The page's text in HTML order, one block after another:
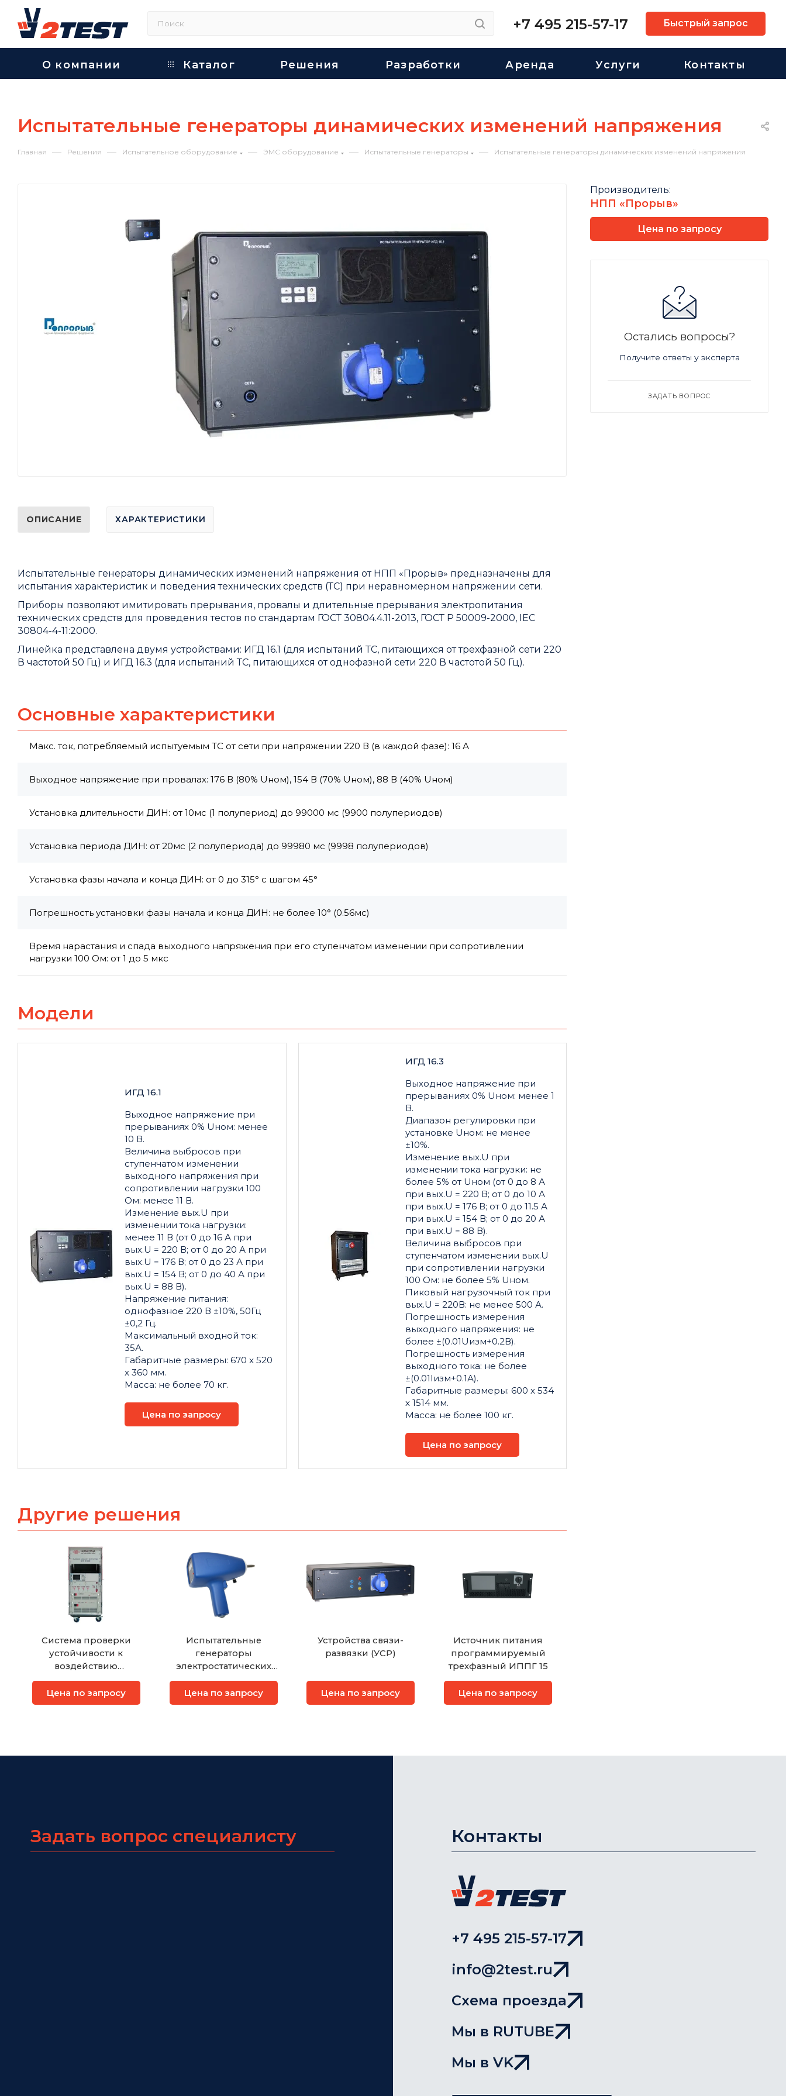
+7 495 215-57-17 Быстрый запрос
О компании Каталог Решения Разработки Аренда Услуги Контакты
Испытательные генераторы динамических изменений напряжения
Главная — Решения — Испытательное оборудование — ЭМС оборудование — Испытательные генераторы — Испытательные генераторы динамических изменений напряжения
ОПИСАНИЕ ХАРАКТЕРИСТИКИ
Испытательные генераторы динамических изменений напряжения от НПП «Прорыв» предназначены для
испытания характеристик и поведения технических средств (ТС) при неравномерном напряжении сети.
Приборы позволяют имитировать прерывания, провалы и длительные прерывания электропитания
технических средств для проведения тестов по стандартам ГОСТ 30804.4.11-2013, ГОСТ Р 50009-2000, IEC
30804-4-11:2000.
Линейка представлена двумя устройствами: ИГД 16.1 (для испытаний ТС, питающихся от трехфазной сети 220
В частотой 50 Гц) и ИГД 16.3 (для испытаний ТС, питающихся от однофазной сети 220 В частотой 50 Гц).
Основные характеристики
Макс. ток, потребляемый испытуемым ТС от сети при напряжении 220 В (в каждой фазе): 16 А
Выходное напряжение при провалах: 176 В (80% Uном), 154 В (70% Uном), 88 В (40% Uном)
Установка длительности ДИН: от 10мс (1 полупериод) до 99000 мс (9900 полупериодов)
Установка периода ДИН: от 20мс (2 полупериода) до 99980 мс (9998 полупериодов)
Установка фазы начала и конца ДИН: от 0 до 315° с шагом 45°
Погрешность установки фазы начала и конца ДИН: не более 10° (0.56мс)
Время нарастания и спада выходного напряжения при его ступенчатом изменении при сопротивлении
нагрузки 100 Ом: от 1 до 5 мкс
Модели
ИГД 16.1
Выходное напряжение при
прерываниях 0% Uном: менее
10 В.
Величина выбросов при
ступенчатом изменении
выходного напряжения при
сопротивлении нагрузки 100
Ом: менее 11 В.
Изменение вых.U при
изменении тока нагрузки:
менее 11 В (от 0 до 16 А при
вых.U = 220 В; от 0 до 20 А при
вых.U = 176 В; от 0 до 23 А при
вых.U = 154 В; от 0 до 40 А при
вых.U = 88 В).
Напряжение питания:
однофазное 220 В ±10%, 50Гц
±0,2 Гц.
Максимальный входной ток:
35А.
Габаритные размеры: 670 x 520
x 360 мм.
Масса: не более 70 кг.
Цена по запросу
ИГД 16.3
Выходное напряжение при
прерываниях 0% Uном: менее 1
В.
Диапазон регулировки при
установке Uном: не менее
±10%.
Изменение вых.U при
изменении тока нагрузки: не
более 5% от Uном (от 0 до 8 А
при вых.U = 220 В; от 0 до 10 А
при вых.U = 176 В; от 0 до 11.5 А
при вых.U = 154 В; от 0 до 20 А
при вых.U = 88 В).
Величина выбросов при
ступенчатом изменении вых.U
при сопротивлении нагрузки
100 Ом: не более 5% Uном.
Пиковый нагрузочный ток при
вых.U = 220В: не менее 500 А.
Погрешность измерения
выходного напряжения: не
более ±(0.01Uизм+0.2В).
Погрешность измерения
выходного тока: не более
±(0.01Iизм+0.1А).
Габаритные размеры: 600 x 534
x 1514 мм.
Масса: не более 100 кг.
Цена по запросу
Другие решения
Система проверки
устойчивости к
воздействию
излучения
Цена по запросу
Испытательные
генераторы
электростатических
разрядов
Цена по запросу
Устройства связи-
развязки (УСР)
Цена по запросу
Источник питания
программируемый
трехфазный ИППГ 15
Цена по запросу
Производитель:
НПП «Прорыв»
Цена по запросу
Остались вопросы?
Получите ответы у эксперта
ЗАДАТЬ ВОПРОС
Задать вопрос специалисту Контакты
+7 495 215-57-17
info@2test.ru
Схема проезда
Мы в RUTUBE
Мы в VK